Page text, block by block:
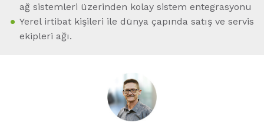
ağ sistemleri üzerinden kolay sistem entegrasyonu
Yerel irtibat kişileri ile dünya çapında satış ve servis
ekipleri ağı.